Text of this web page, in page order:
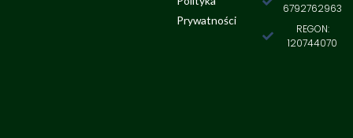
Prywatności
6792762963
REGON:
120744070